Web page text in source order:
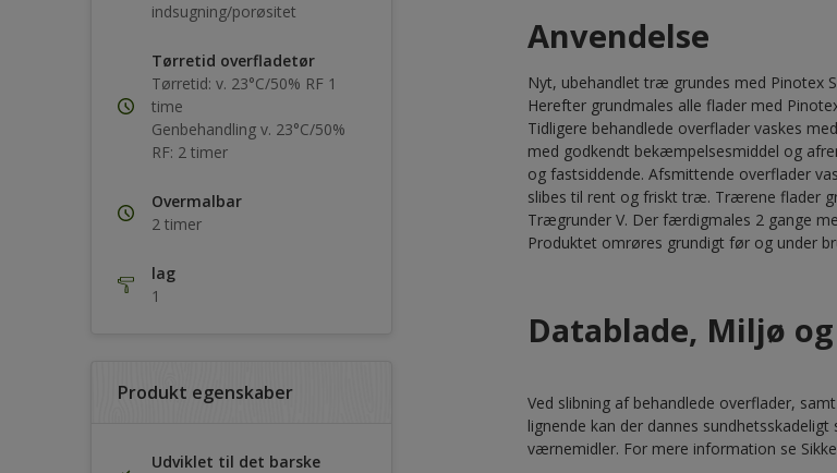
indsugning/porøsitet
Tørretid overfladetør
Tørretid: v. 23°C/50% RF 1
time
Genbehandling v. 23°C/50%
RF: 2 timer
Overmalbar
2 timer
lag
1
Produkt egenskaber
Udviklet til det barske
Anvendelse
Nyt, ubehandlet træ grundes med Pinotex
Herefter grundmales alle flader med
Tidligere behandlede overflader vaskes
med godkendt bekæmpelsesmiddel og
og fastsiddende. Afsmittende overflader
slibes til rent og friskt træ. Trærene flader
Trægrunder V. Der færdigmales 2 gange
Produktet omrøres grundigt før og under
Datablade, Miljø
Ved slibning af behandlede overflader,
lignende kan der dannes
værnemidler. For mere information se